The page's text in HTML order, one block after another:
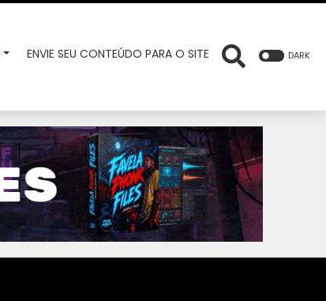
ENVIE SEU CONTEÚDO PARA O SITE DARK